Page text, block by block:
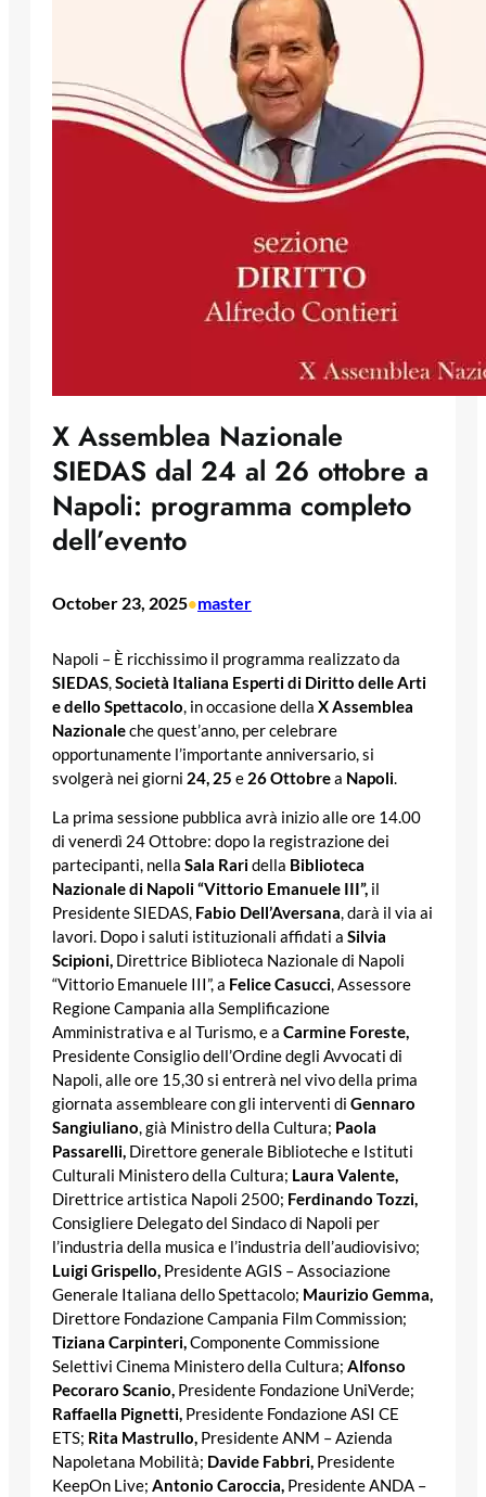
X Assemblea Nazionale
SIEDAS dal 24 al 26 ottobre a
Napoli: programma completo
dell’evento
October 23, 2025•master
Napoli – È ricchissimo il programma realizzato da
SIEDAS,Società Italiana Esperti di Diritto delle Arti
e dello Spettacolo, in occasione della XAssemblea
Nazionaleche quest’anno, per celebrare
opportunamente l’importante anniversario, si
svolgerà nei giorni 24, 25 e 26 Ottobrea Napoli.
La prima sessione pubblica avrà inizio alle ore 14.00
di venerdì 24 Ottobre: dopo la registrazione dei
partecipanti, nella Sala Raridella Biblioteca
Nazionale di Napoli “Vittorio Emanuele III”, il
Presidente SIEDAS, Fabio Dell’Aversana, darà il via ai
lavori. Dopo i saluti istituzionali affidati a Silvia
Scipioni, Direttrice Biblioteca Nazionale di Napoli
“Vittorio Emanuele III”, a Felice Casucci, Assessore
Regione Campania alla Semplificazione
Amministrativa e al Turismo, e a Carmine Foreste,
Presidente Consiglio dell’Ordine degli Avvocati di
Napoli, alle ore 15,30 si entrerà nel vivo della prima
giornata assembleare con gli interventi di Gennaro
Sangiuliano, già Ministro della Cultura; Paola
Passarelli, Direttore generale Biblioteche e Istituti
Culturali Ministero della Cultura; Laura Valente,
Direttrice artistica Napoli 2500; Ferdinando Tozzi,
Consigliere Delegato del Sindaco di Napoli per
l’industria della musica e l’industria dell’audiovisivo;
Luigi Grispello, Presidente AGIS – Associazione
Generale Italiana dello Spettacolo; Maurizio Gemma,
Direttore Fondazione Campania Film Commission;
Tiziana Carpinteri,Componente Commissione
Selettivi Cinema Ministero della Cultura; Alfonso
Pecoraro Scanio, Presidente Fondazione UniVerde;
Raffaella Pignetti, Presidente Fondazione ASI CE
ETS; Rita Mastrullo, Presidente ANM – Azienda
Napoletana Mobilità; Davide Fabbri, Presidente
KeepOn Live; Antonio Caroccia, Presidente ANDA –